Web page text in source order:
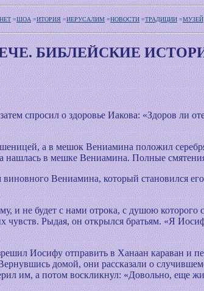
=ШОА=ИТОРИЯ=ИЕРУСАЛИМ=НОВОСТИ=ТРАДИЦИИ=МУЗЕЙ
БИБЛЕЙСКИЕ
спросил о здоровье Иакова: «Здоров ли
а в мешок Вениамина положил
нашлась в мешке Вениамина. Полные
Вениамина, который становился
и не будет с нами отрока, с душою которого
Рыдая, он открылся братьям. «Я
Иосифу отправить в Ханаан караван и
домой, они рассказали о
им, а потом воскликнул: «Довольно, еще